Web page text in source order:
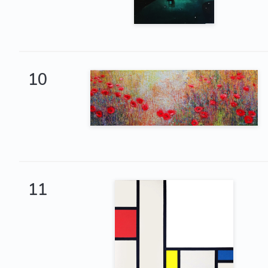
10
11